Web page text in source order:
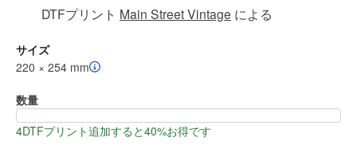
DTFプリント Main Street Vintage による
サイズ
220 × 254 mm
数量
4DTFプリント追加すると40%お得です